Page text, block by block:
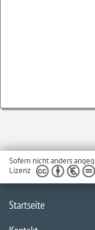
Sofern nicht anders
Lizenz
Startseite